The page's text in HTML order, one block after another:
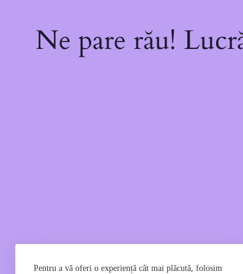
Pentru a vă oferi o experiență cât mai plăcută, folosim
Ne pare rău!